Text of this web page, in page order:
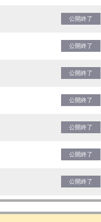
公開終了
公開終了
公開終了
公開終了
公開終了
公開終了
公開終了